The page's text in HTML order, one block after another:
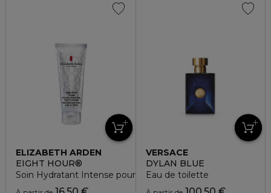
ELIZABETH ARDEN
EIGHT HOUR®
Soin Hydratant Intense pour les Mains
VERSACE
DYLAN BLUE
Eau de toilette